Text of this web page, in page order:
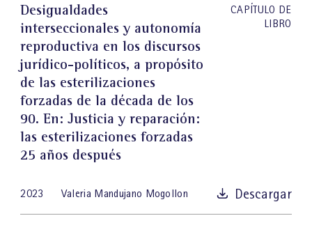
Desigualdades
interseccionales y autonomía
reproductiva en los discursos
jurídico-políticos, a propósito
de las esterilizaciones
forzadas de la década de los
90. En: Justicia y reparación:
las esterilizaciones forzadas
25 años después
CAPÍTULO DE
LIBRO
2023 Valeria Mandujano Mogollon Descargar